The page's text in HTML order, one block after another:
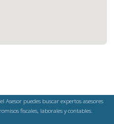
Asesor puedes buscar expertos asesores
fiscales, laborales y contables.